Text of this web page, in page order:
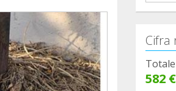
Cifra
582 €